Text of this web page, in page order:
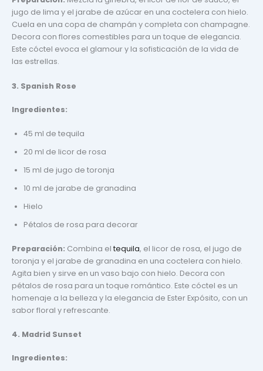
jugo de lima y el jarabe de azúcar en una coctelera con hielo.
Cuela en una copa de champán y completa con champagne.
Decora con flores comestibles para un toque de elegancia.
Este cóctel evoca el glamour y la sofisticación de la vida de
las estrellas.
3. Spanish Rose
Ingredientes:
45 ml de tequila
20 ml de licor de rosa
15 ml de jugo de toronja
10 ml de jarabe de granadina
Hielo
Pétalos de rosa para decorar
Preparación: Combina el tequila, el licor de rosa, el jugo de
toronja y el jarabe de granadina en una coctelera con hielo.
Agita bien y sirve en un vaso bajo con hielo. Decora con
pétalos de rosa para un toque romántico. Este cóctel es un
homenaje a la belleza y la elegancia de Ester Expósito, con un
sabor floral y refrescante.
4. Madrid Sunset
Ingredientes: